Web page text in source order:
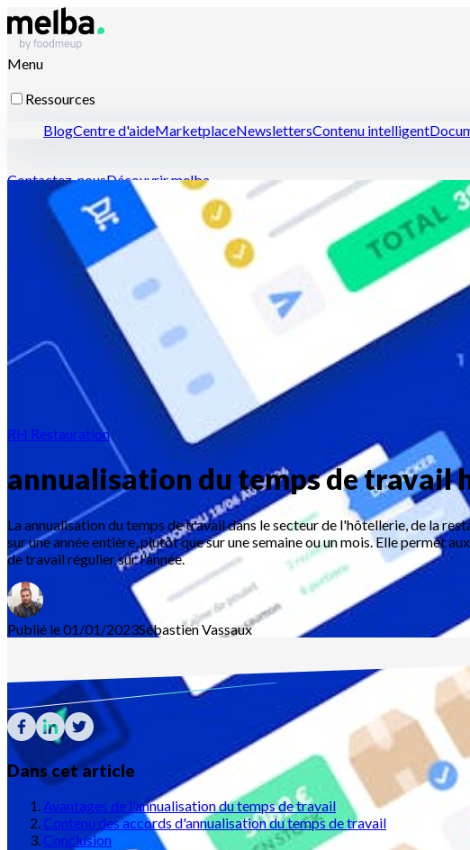
Menu
Ressources
BlogCentre d'aideMarketplaceNewslettersContenu intelligent
Contactez-nousDécouvrir melba
RH Restauration
annualisation du temps de travail
La annualisation du temps de travail dans le secteur de l'hôtellerie, de la
sur une année entière, plutôt que sur une semaine ou un mois. Elle permet
de travail régulier sur l'année.
Publié le 01/01/2023SébastienVassaux
Dans cet article
Avantages de l'annualisation du temps de travail
Contenu des accords d'annualisation du temps de travail
Conclusion